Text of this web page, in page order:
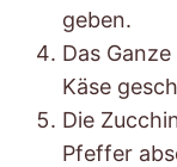
geben.
Das
Käse
Die
Pfeffer